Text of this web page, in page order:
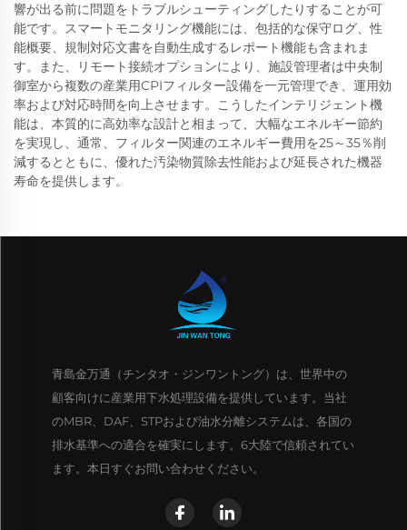
響が出る前に問題をトラブルシューティングしたりすることが可
能です。スマートモニタリング機能には、包括的な保守ログ、性
能概要、規制対応文書を自動生成するレポート機能も含まれま
す。また、リモート接続オプションにより、施設管理者は中央制
御室から複数の産業用CPIフィルター設備を一元管理でき、運用効
率および対応時間を向上させます。こうしたインテリジェント機
能は、本質的に高効率な設計と相まって、大幅なエネルギー節約
を実現し、通常、フィルター関連のエネルギー費用を25～35％削
減するとともに、優れた汚染物質除去性能および延長された機器
寿命を提供します。
青島金万通（チンタオ・ジンワントング）は、世界中の
顧客向けに産業用下水処理設備を提供しています。当社
のMBR、DAF、STPおよび油水分離システムは、各国の
排水基準への適合を確実にします。6大陸で信頼されてい
ます。本日すぐお問い合わせください。